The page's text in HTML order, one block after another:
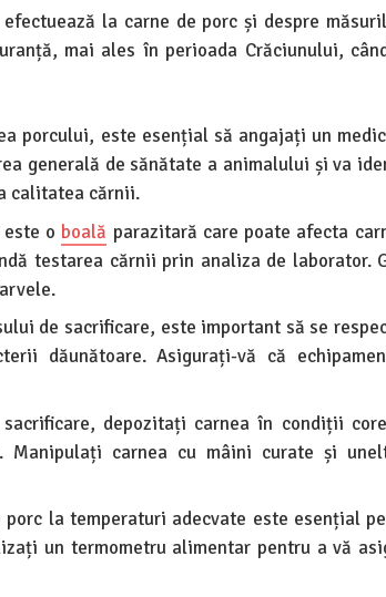
la carne de porc și despre
mai ales în perioada Crăciunului,
porcului, este esențial să angajați un
generală de sănătate a animalului și va
calitatea cărnii.
o boală parazitară care poate afecta
testarea cărnii prin analiza de laborator.
de sacrificare, este important să se
dăunătoare. Asigurați-vă că
sacrificare, depozitați carnea în condiții
Manipulați carnea cu mâini curate și
la temperaturi adecvate este esențial
un termometru alimentar pentru a vă